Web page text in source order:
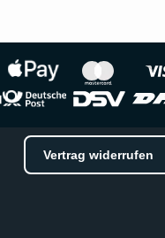
Vertrag widerrufen